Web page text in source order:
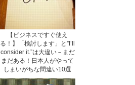
【ビジネスですぐ使え
る！】「検討します」と”I’ll
consider it.”は大違い－まだ
まだある！日本人がやって
しまいがちな間違い10選
《後編》